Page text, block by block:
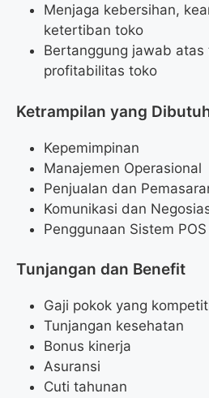
Menjaga kebersihan,
ketertiban toko
Bertanggung jawab
profitabilitas toko
Ketrampilan yang
Kepemimpinan
Manajemen Operasional
Penjualan dan
Komunikasi dan
Penggunaan Sistem
Tunjangan dan Benefit
Gaji pokok yang
Tunjangan kesehatan
Bonus kinerja
Asuransi
Cuti tahunan